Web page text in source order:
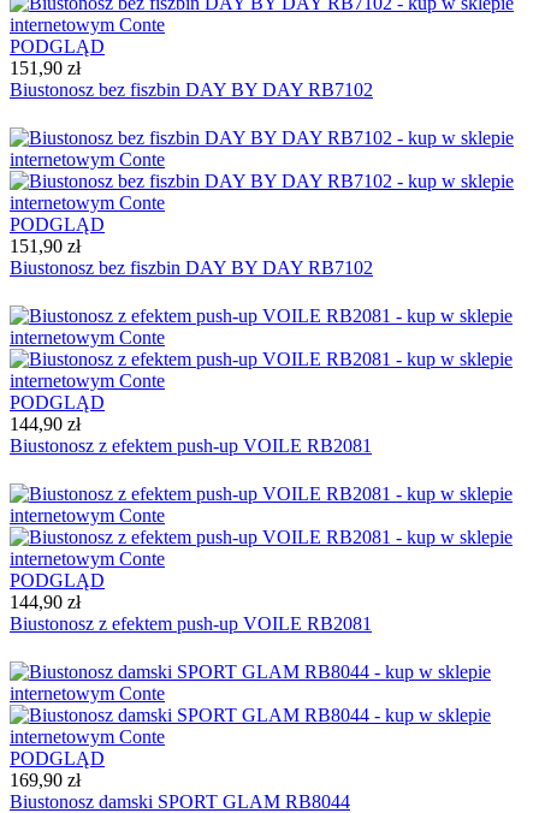
PODGLĄD
151,90 zł
Biustonosz bez fiszbin DAY BY DAY RB7102
PODGLĄD
151,90 zł
Biustonosz bez fiszbin DAY BY DAY RB7102
PODGLĄD
144,90 zł
Biustonosz z efektem push-up VOILE RB2081
PODGLĄD
144,90 zł
Biustonosz z efektem push-up VOILE RB2081
PODGLĄD
169,90 zł
Biustonosz damski SPORT GLAM RB8044